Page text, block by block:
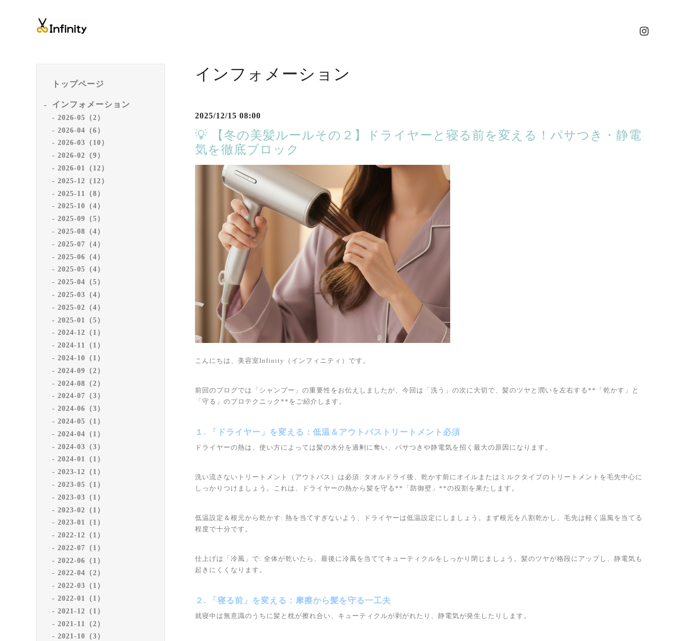
トップページ
インフォメーション
2026-05（2）
2026-04（6）
2026-03（10）
2026-02（9）
2026-01（12）
2025-12（12）
2025-11（8）
2025-10（4）
2025-09（5）
2025-08（4）
2025-07（4）
2025-06（4）
2025-05（4）
2025-04（5）
2025-03（4）
2025-02（4）
2025-01（5）
2024-12（1）
2024-11（1）
2024-10（1）
2024-09（2）
2024-08（2）
2024-07（3）
2024-06（3）
2024-05（1）
2024-04（1）
2024-03（3）
2024-01（1）
2023-12（1）
2023-05（1）
2023-03（1）
2023-02（1）
2023-01（1）
2022-12（1）
2022-07（1）
2022-06（1）
2022-04（2）
2022-03（1）
2022-01（1）
2021-12（1）
2021-11（2）
2021-10（3）
インフォメーション
2025/12/15 08:00
💡 【冬の美髪ルールその２】ドライヤーと寝る前を変える！パサつき・静電
気を徹底ブロック
こんにちは、美容室Infinity（インフィニティ）です。
前回のブログでは「シャンプー」の重要性をお伝えしましたが、今回は「洗う」の次に大切で、髪のツヤと潤いを左右する**「乾かす」と
「守る」のプロテクニック**をご紹介します。
１. 「ドライヤー」を変える：低温＆アウトバストリートメント必須
ドライヤーの熱は、使い方によっては髪の水分を過剰に奪い、パサつきや静電気を招く最大の原因になります。
洗い流さないトリートメント（アウトバス）は必須: タオルドライ後、乾かす前にオイルまたはミルクタイプのトリートメントを毛先中心に
しっかりつけましょう。これは、ドライヤーの熱から髪を守る**「防御壁」**の役割を果たします。
低温設定＆根元から乾かす: 熱を当てすぎないよう、ドライヤーは低温設定にしましょう。まず根元を八割乾かし、毛先は軽く温風を当てる
程度で十分です。
仕上げは「冷風」で: 全体が乾いたら、最後に冷風を当ててキューティクルをしっかり閉じましょう。髪のツヤが格段にアップし、静電気も
起きにくくなります。
２. 「寝る前」を変える：摩擦から髪を守る一工夫
就寝中は無意識のうちに髪と枕が擦れ合い、キューティクルが剥がれたり、静電気が発生したりします。